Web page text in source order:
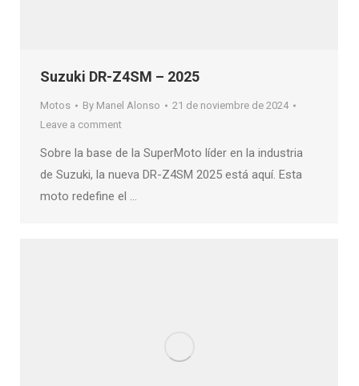
Suzuki DR-Z4SM – 2025
Motos By Manel Alonso
21 de noviembre de 2024
Leave a comment
Sobre la base de la SuperMoto líder en la industria
de Suzuki, la nueva DR-Z4SM 2025 está aquí. Esta
moto redefine el …